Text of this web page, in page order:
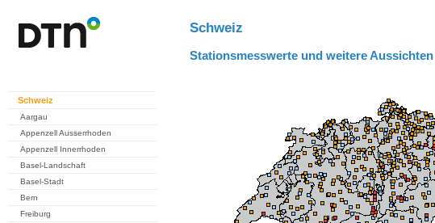
Schweiz
Aargau
Appenzell Ausserrhoden
Appenzell Innerrhoden
Basel-Landschaft
Basel-Stadt
Bern
Freiburg
Schweiz
Stationsmesswerte und weitere Aussichten